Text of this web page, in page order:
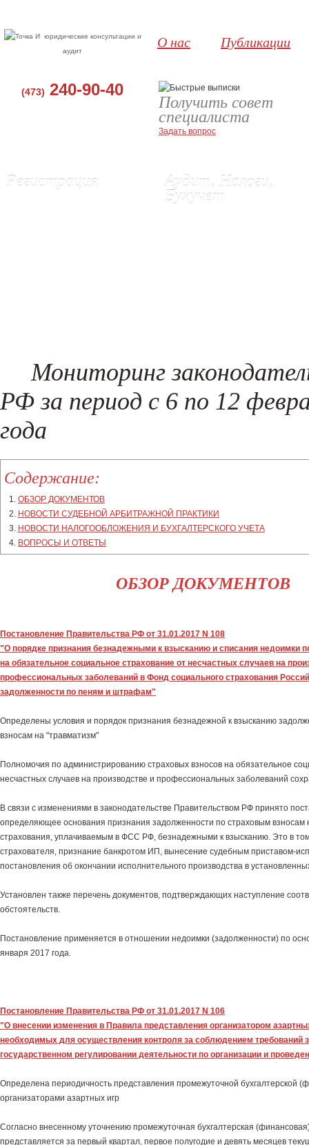
юридические консультации и
аудит
(473) 240-90-40
О нас Публикации
Получить совет
специалиста
Задать вопрос
Регистрация
Аудит, Налоги,
Бухучет
Поиск хищений и
(New!)
Мониторинг
РФ за период с 6 по 12
года
Содержание:
ОБЗОР ДОКУМЕНТОВ
НОВОСТИ СУДЕБНОЙ АРБИТРАЖНОЙ ПРАКТИКИ
НОВОСТИ НАЛОГООБЛОЖЕНИЯ И БУХГАЛТЕРСКОГО УЧЕТА
ВОПРОСЫ И ОТВЕТЫ
ОБЗОР ДОКУМЕНТОВ
Постановление Правительства РФ от 31.01.2017 N 108
"О порядке признания безнадежными к взысканию и списания недоимки
на обязательное социальное страхование от несчастных случаев на
профессиональных заболеваний в Фонд социального страхования
задолженности по пеням и штрафам"
Определены условия и порядок признания безнадежной к взысканию
взносам на "травматизм"
Полномочия по администрированию страховых взносов на обязательное
несчастных случаев на производстве и профессиональных заболеваний
В связи с изменениями в законодательстве Правительством РФ принято
определяющее основания признания задолженности по страховым взносам
страхования, уплачиваемым в ФСС РФ, безнадежными к взысканию. Это в
страхователя, признание банкротом ИП, вынесение судебным приставом-
постановления об окончании исполнительного производства в
Установлен также перечень документов, подтверждающих наступление
обстоятельств.
Постановление применяется в отношении недоимки (задолженности) по
января 2017 года.
Постановление Правительства РФ от 31.01.2017 N 106
"О внесении изменения в Правила представления организатором
необходимых для осуществления контроля за соблюдением требований
государственном регулировании деятельности по организации и
Определена периодичность представления промежуточной бухгалтерской
организаторами азартных игр
Согласно внесенному уточнению промежуточная бухгалтерская
представляется за первый квартал, первое полугодие и девять месяцев